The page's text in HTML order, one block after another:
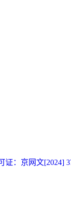
证：京网文[2024]